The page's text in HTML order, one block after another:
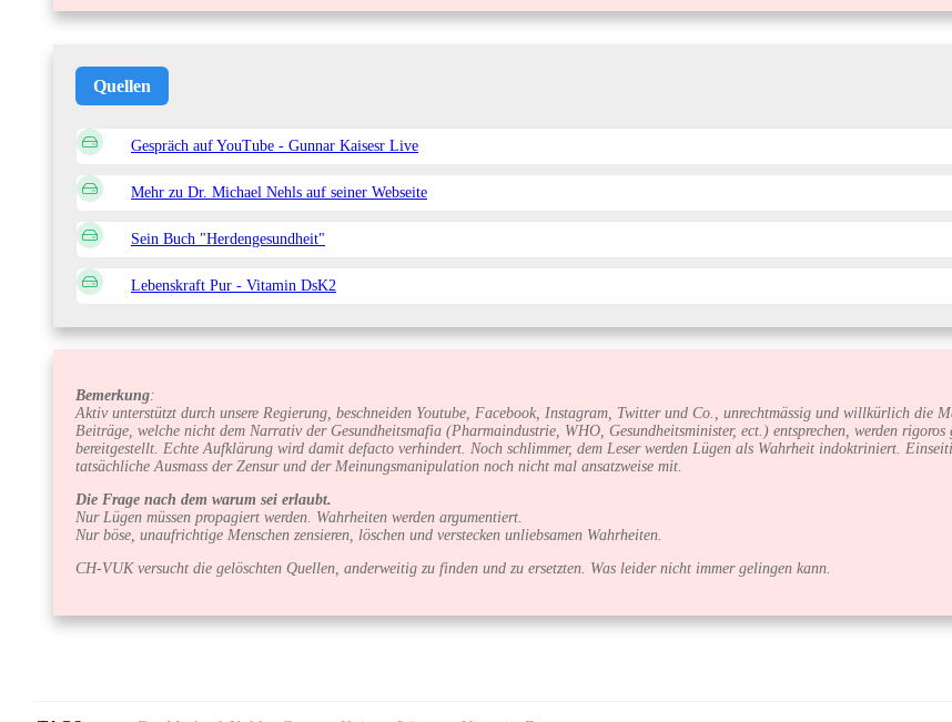
Quellen
Gespräch auf YouTube - Gunnar Kaisesr Live
Mehr zu Dr. Michael Nehls auf seiner Webseite
Sein Buch "Herdengesundheit"
Lebenskraft Pur - Vitamin DsK2
Bemerkung:
Aktiv unterstützt durch unsere Regierung, beschneiden Youtube, Facebook, Instagram, Twitter und Co., unrechtmässig und willkürlich die
Beiträge, welche nicht dem Narrativ der Gesundheitsmafia (Pharmaindustrie, WHO, Gesundheitsminister, ect.) entsprechen, werden
bereitgestellt. Echte Aufklärung wird damit defacto verhindert. Noch schlimmer, dem Leser werden Lügen als Wahrheit indoktriniert.
tatsächliche Ausmass der Zensur und der Meinungsmanipulation noch nicht mal ansatzweise mit.
Die Frage nach dem warum sei erlaubt.
Nur Lügen müssen propagiert werden. Wahrheiten werden argumentiert.
Nur böse, unaufrichtige Menschen zensieren, löschen und verstecken unliebsamen Wahrheiten.
CH-VUK versucht die gelöschten Quellen, anderweitig zu finden und zu ersetzten. Was leider nicht immer gelingen kann.